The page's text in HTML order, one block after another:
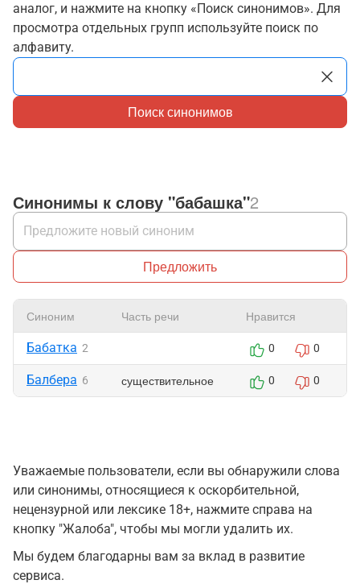
аналог, и нажмите на кнопку «Поиск синонимов». Для
просмотра отдельных групп используйте поиск по
алфавиту.
Поиск синонимов
Синонимы к слову "бабашка"2
Предложить
Синоним Часть речи Нравится
Бабатка 2 0 0
Балбера 6 существительное 0 0
Уважаемые пользователи, если вы обнаружили слова
или синонимы, относящиеся к оскорбительной,
нецензурной или лексике 18+, нажмите справа на
кнопку "Жалоба", чтобы мы могли удалить их.
Мы будем благодарны вам за вклад в развитие
сервиса.